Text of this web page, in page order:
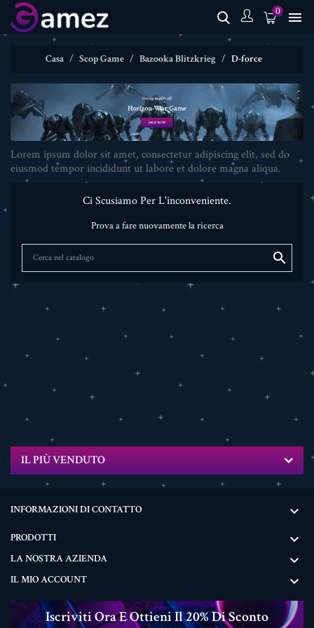
0 
Casa Scop Game Bazooka Blitzkrieg D-force
Lorem ipsum dolor sit amet, consectetur adipiscing elit, sed do
eiusmod tempor incididunt ut labore et dolore magna aliqua.
Ci Scusiamo Per L'inconveniente.
Prova a fare nuovamente la ricerca

IL PIÙ VENDUTO
INFORMAZIONI DI CONTATTO 
PRODOTTI 
LA NOSTRA AZIENDA 
IL MIO ACCOUNT 
Iscriviti Ora E Ottieni Il 20% Di Sconto